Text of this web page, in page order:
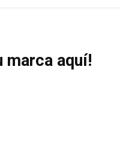
marca aquí!